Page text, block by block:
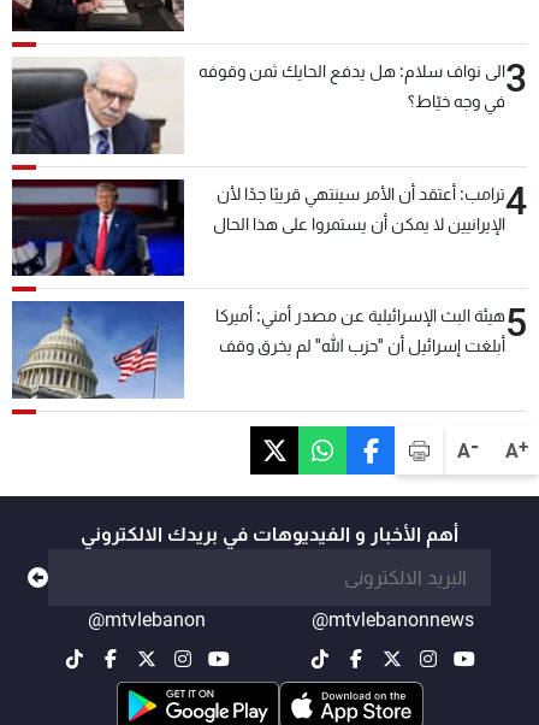
A+
A-
3الى نواف سلام: هل يدفع الحايك ثمن وقوفه
في وجه خيّاط؟
4ترامب: أعتقد أن الأمر سينتهي قريبًا جدًا لأن
الإيرانيين لا يمكن أن يستمروا على هذا الحال
5هيئة البث الإسرائيلية عن مصدر أمني: أميركا
أبلغت إسرائيل أن "حزب الله" لم يخرق وقف
عدم التصعيد خشية أن يؤثر ذلك على مفاوضات
أهم الأخبار و الفيديوهات في بريدك الالكتروني
@mtvlebanonnews
@mtvlebanon